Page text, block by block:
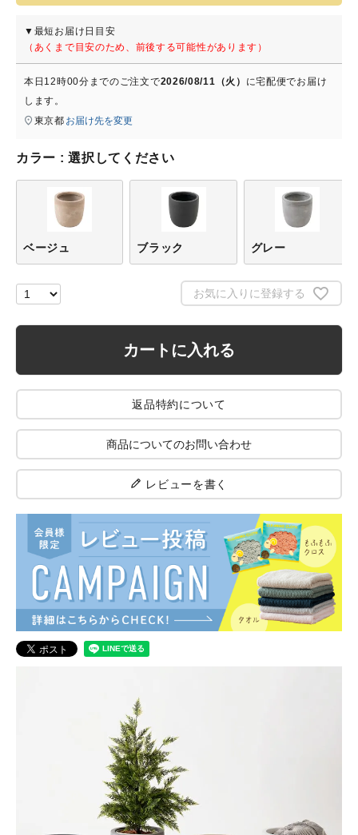
お問い合わせ
▼最短お届け日目安
（あくまで目安のため、前後する可能性があります）
本日 12時00分 までのご注文で2026/08/11（火） に宅配便でお届け
します。
東京都 お届け先を変更
カラー 選択してください
ベージュ ブラック グレー
お気に入りに登録する
カートに入れる
返品特約について
商品についてのお問い合わせ
レビューを書く